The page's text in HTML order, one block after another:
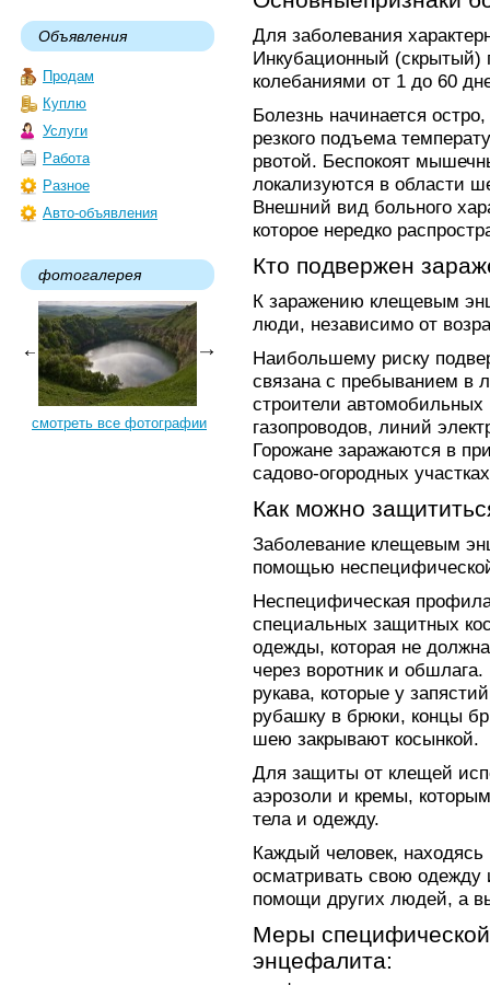
Объявления
Продам
Куплю
Услуги
Работа
Разное
Авто-объявления
фотогалерея
смотреть все фотографии
Для заболевания
Инкубационный (скрытый)
колебаниями от 1 до 60
Болезнь начинается
резкого подъема
рвотой. Беспокоят
локализуются в области
Внешний вид больного
которое нередко
Кто подвержен
К заражению клещевым
люди, независимо от
Наибольшему риску
связана с пребыванием в
строители
газопроводов, линий
Горожане заражаются в
садово-огородных
Как можно
Заболевание клещевым
помощью
Неспецифическая
специальных защитных
одежды, которая не
через воротник и
рукава, которые у
рубашку в брюки, концы
шею закрывают косынкой.
Для защиты от клещей
аэрозоли и кремы,
тела и одежду.
Каждый человек,
осматривать свою одежду
помощи других людей, а
Меры
энцефалита: